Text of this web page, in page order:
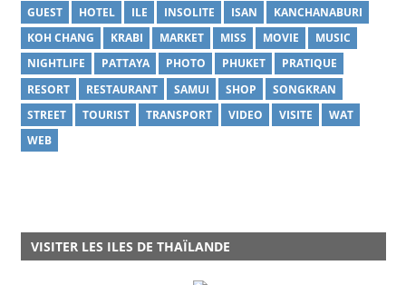
GUEST
HOTEL ILE INSOLITE ISAN
KANCHANABURI
KOH CHANG
KRABI MARKET MISS MOVIE
MUSIC
NIGHTLIFE
PATTAYA PHOTO PHUKET
PRATIQUE
RESORT
RESTAURANT SAMUI SHOP
SONGKRAN
STREET
TOURIST TRANSPORT VIDEO VISITE
WAT
WEB
VISITER LES ILES DE THAÏLANDE